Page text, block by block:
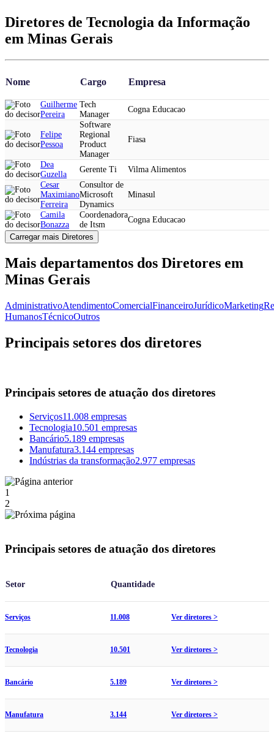
Diretores de Tecnologia da Informação
em Minas Gerais
Nome Cargo Empresa
Guilherme
Pereira
Tech
Manager
Cogna Educacao
Felipe
Pessoa
Software
Regional
Product
Manager
Fiasa
Dea
Guzella
Gerente Ti
Vilma Alimentos
Cesar
Maximiano
Ferreira
Consultor de
Microsoft
Dynamics
Minasul
Camila
Bonazza
Coordenadora
de Itsm
Cogna Educacao
Carregar mais Diretores
Mais departamentos dos Diretores em
Minas Gerais
AdministrativoAtendimentoComercialFinanceiroJurídicoMarketing
HumanosTécnicoOutros
Principais setores dos diretores
Principais setores de atuação dos diretores
Serviços11.008 empresas
Tecnologia10.501 empresas
Bancário5.189 empresas
Manufatura3.144 empresas
Indústrias da transformação2.977 empresas
1
2
Principais setores de atuação dos diretores
Setor Quantidade
Serviços 11.008 Ver diretores >
Tecnologia 10.501 Ver diretores >
Bancário 5.189 Ver diretores >
Manufatura 3.144 Ver diretores >